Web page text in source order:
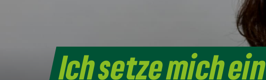
Ich setze mich ein